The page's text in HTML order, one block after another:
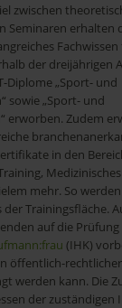
zwischen
Seminaren erhalten
Fachwissen
der dreijährigen
Diplome „Sport- und
sowie „Sport- und
erworben. Zudem
in den
Medizinisches
mehr. So
Trainingsfläche.
auf die
(IHK)
öffentlich-rechtlicher
werden kann. Die
der zuständigen